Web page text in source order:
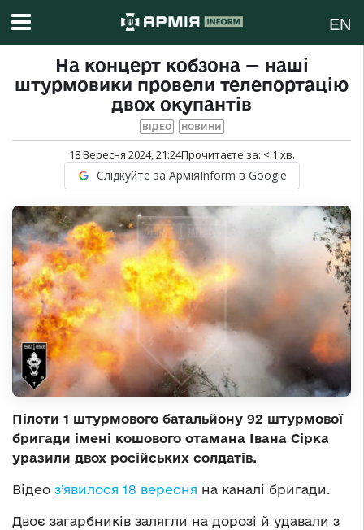
EN
На концерт кобзона — наші
штурмовики провели телепортацію
двох окупантів
ВІДЕО НОВИНИ
18 Вересня 2024, 21:24Прочитаєте за: < 1 хв.
Слідкуйте за АрміяInform в Google
Пілоти 1 штурмового батальйону 92 штурмової
бригади імені кошового отамана Івана Сірка
уразили двох російських солдатів.
Відео з’явилося 18 вересня на каналі бригади.
Двоє загарбників залягли на дорозі й удавали з